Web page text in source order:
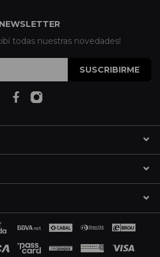
NEWSLETTER
todas nuestras novedades!
SUSCRIBIRME